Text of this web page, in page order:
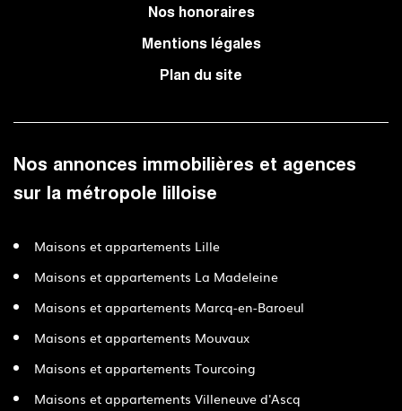
Nos honoraires
Mentions légales
Plan du site
Nos annonces immobilières et agences
sur la métropole lilloise
Maisons et appartements Lille
Maisons et appartements La Madeleine
Maisons et appartements Marcq-en-Baroeul
Maisons et appartements Mouvaux
Maisons et appartements Tourcoing
Maisons et appartements Villeneuve d'Ascq